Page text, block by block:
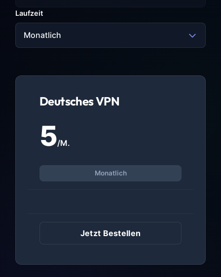
Laufzeit
Monatlich
Deutsches VPN
5/M.
Monatlich
Jetzt Bestellen